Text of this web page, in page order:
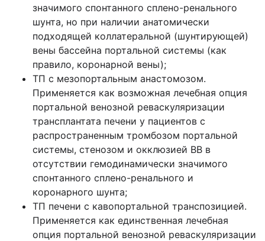
значимого спонтанного сплено-ренального
шунта, но при наличии анатомически
подходящей коллатеральной (шунтирующей)
вены бассейна портальной системы (как
правило, коронарной вены);
ТП с мезопортальным анастомозом.
Применяется как возможная лечебная опция
портальной венозной реваскуляризации
трансплантата печени у пациентов с
распространенным тромбозом портальной
системы, стенозом и окклюзией ВВ в
отсутствии гемодинамически значимого
спонтанного сплено-ренального и
коронарного шунта;
ТП печени с кавопортальной транспозицией.
Применяется как единственная лечебная
опция портальной венозной реваскуляризации